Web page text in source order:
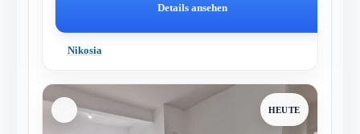
Details ansehen
Nikosia
HEUTE